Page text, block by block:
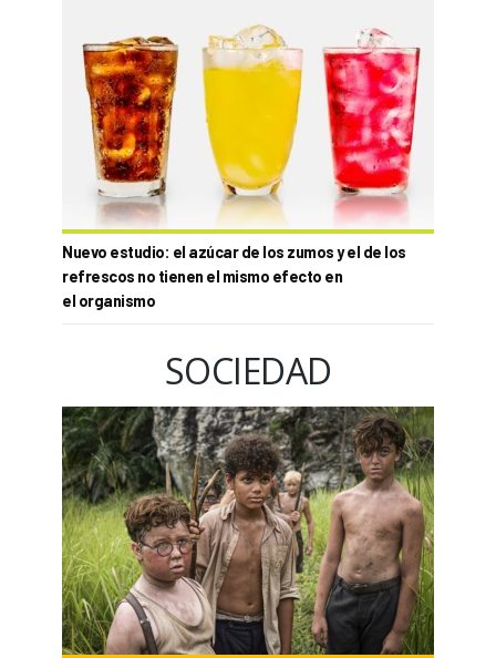
Nuevo estudio: el azúcar de los zumos y el de los
refrescos no tienen el mismo efecto en
el organismo
SOCIEDAD